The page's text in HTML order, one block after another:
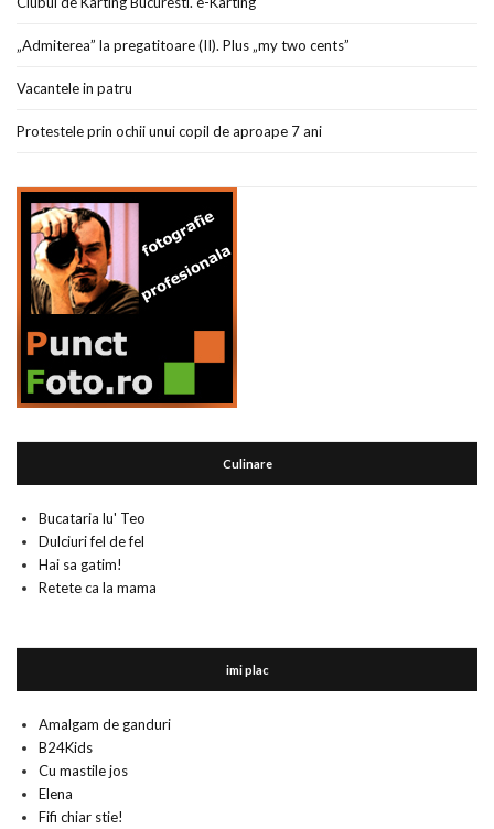
„Admiterea” la pregatitoare (II). Plus „my two cents”
Vacantele in patru
Protestele prin ochii unui copil de aproape 7 ani
Culinare
Bucataria lu' Teo
Dulciuri fel de fel
Hai sa gatim!
Retete ca la mama
imi plac
Amalgam de ganduri
B24Kids
Cu mastile jos
Elena
Fifi chiar stie!